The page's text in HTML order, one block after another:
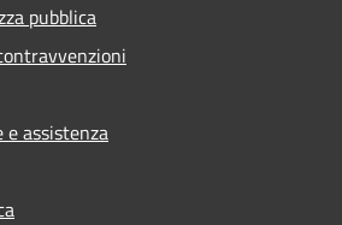
pubblica
e assistenza